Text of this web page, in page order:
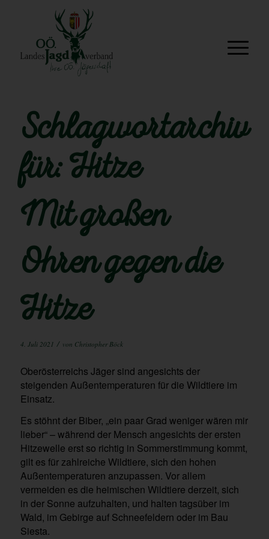
Schlagwortarchiv
für: Hitze
Mit großen
Ohren gegen die
Hitze
4. Juli 2021 / von Christopher Böck
Oberösterreichs Jäger sind angesichts der
steigenden Außentemperaturen für die Wildtiere im
Einsatz.
Es stöhnt der Biber, „ein paar Grad weniger wären mir
lieber“ – während der Mensch angesichts der ersten
Hitzewelle erst so richtig in Sommerstimmung kommt,
gilt es für zahlreiche Wildtiere, sich den hohen
Außentemperaturen anzupassen. Vor allem
vermeiden es die heimischen Wildtiere derzeit, sich
in der Sonne aufzuhalten, und halten tagsüber im
Wald, im Gebirge auf Schneefeldern oder im Bau
Siesta.